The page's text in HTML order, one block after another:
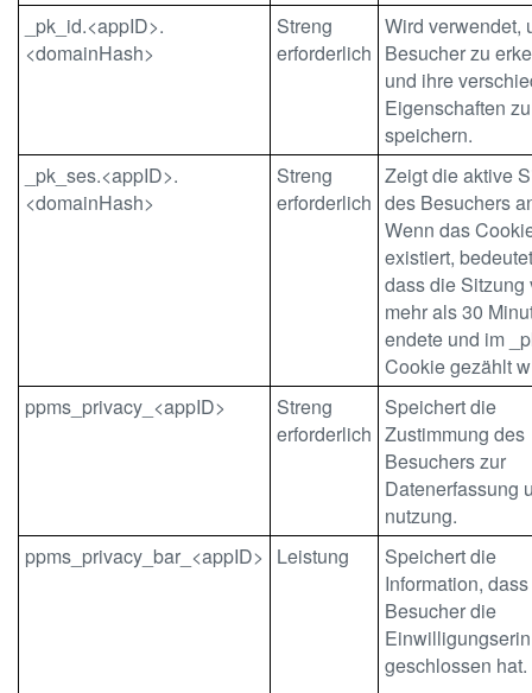
_pk_id.<appID>.
<domainHash>
Streng
erforderlich
Wird verwendet,
Besucher zu
und ihre
Eigenschaften zu
speichern.
_pk_ses.<appID>.
<domainHash>
Streng
erforderlich
Zeigt die aktive
des Besuchers
Wenn das
existiert,
dass die Sitzung
mehr als 30
endete und im
Cookie gezählt
ppms_privacy_<appID>
Streng
erforderlich
Speichert die
Zustimmung des
Besuchers zur
Datenerfassung
nutzung.
ppms_privacy_bar_<appID>
Leistung
Speichert die
Information,
Besucher die
geschlossen hat.